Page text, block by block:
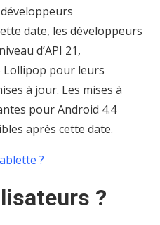
date, les développeurs
d’API 21,
Lollipop pour leurs
à jour. Les mises à
pour Android 4.4
après cette date.
?
?